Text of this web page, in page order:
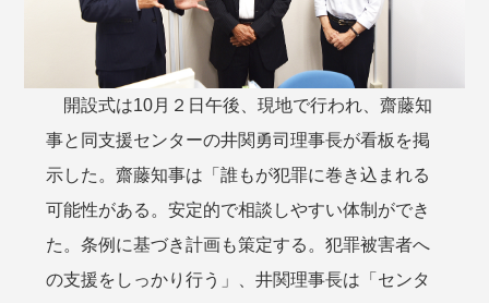
開設式は10月２日午後、現地で行われ、齋藤知
事と同支援センターの井関勇司理事長が看板を掲
示した。齋藤知事は「誰もが犯罪に巻き込まれる
可能性がある。安定的で相談しやすい体制ができ
た。条例に基づき計画も策定する。犯罪被害者へ
の支援をしっかり行う」、井関理事長は「センタ